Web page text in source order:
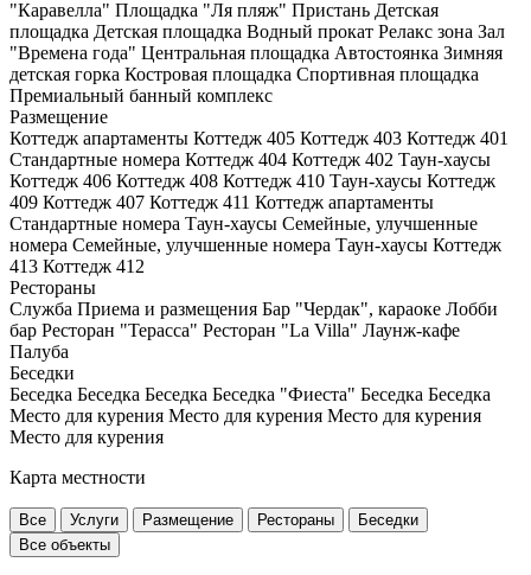
"Каравелла" Площадка "Ля пляж" Пристань Детская
площадка Детская площадка Водный прокат Релакс зона Зал
"Времена года" Центральная площадка Автостоянка Зимняя
детская горка Костровая площадка Спортивная площадка
Премиальный банный комплекс
Размещение
Коттедж апартаменты Коттедж 405 Коттедж 403 Коттедж 401
Стандартные номера Коттедж 404 Коттедж 402 Таун-хаусы
Коттедж 406 Коттедж 408 Коттедж 410 Таун-хаусы Коттедж
409 Коттедж 407 Коттедж 411 Коттедж апартаменты
Стандартные номера Таун-хаусы Семейные, улучшенные
номера Семейные, улучшенные номера Таун-хаусы Коттедж
413 Коттедж 412
Рестораны
Служба Приема и размещения Бар "Чердак", караоке Лобби
бар Ресторан "Терасса" Ресторан "La Villa" Лаунж-кафе
Палуба
Беседки
Беседка Беседка Беседка Беседка "Фиеста" Беседка Беседка
Место для курения Место для курения Место для курения
Место для курения
Карта местности
Все Услуги Размещение Рестораны
Беседки
Все объекты